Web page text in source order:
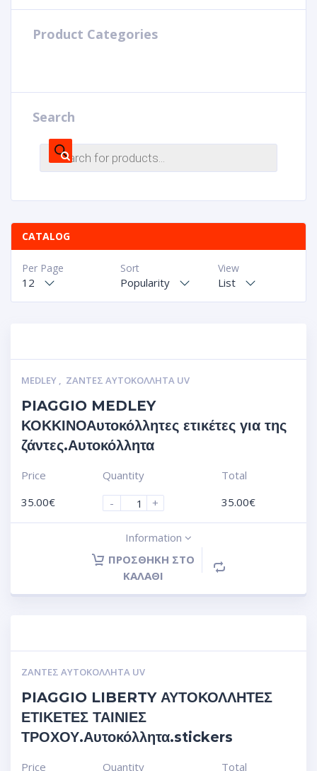
Product Categories
Search
CATALOG
View
List
Sort
Popularity
Per Page
12
MEDLEY , ΖΆΝΤΕΣ ΑΥΤΟΚΌΛΛΗΤΑ UV
PIAGGIO MEDLEY
ΚΟΚΚΙΝΟΑυτοκόλλητες ετικέτες για της
ζάντες.Αυτοκόλλητα
Price
35.00€
Quantity
-
+
Total
35.00€
Information
ΠΡΟΣΘΉΚΗ ΣΤΟ
ΚΑΛΆΘΙ
ΖΆΝΤΕΣ ΑΥΤΟΚΌΛΛΗΤΑ UV
PIAGGIO LIBERTY ΑΥΤΟΚΟΛΛΗΤΕΣ
ΕΤΙΚΕΤΕΣ ΤΑΙΝΙΕΣ
ΤΡΟΧΟΥ.Αυτοκόλλητα.stickers
Price Quantity Total